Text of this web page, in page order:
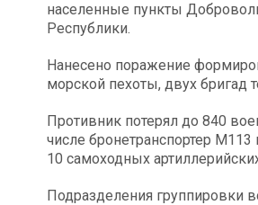
населенные пункты
Республики.
Нанесено поражение
морской пехоты, двух бригад
Противник потерял до 840
числе бронетранспортер
10 самоходных
Подразделения группировки